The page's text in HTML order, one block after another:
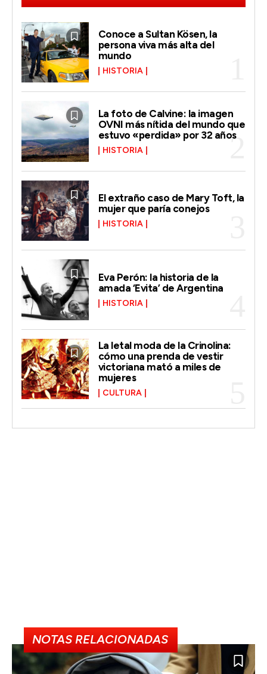
Conoce a Sultan Kösen, la
persona viva más alta del
mundo
HISTORIA
La foto de Calvine: la imagen
OVNI más nítida del mundo que
estuvo «perdida» por 32 años
HISTORIA
El extraño caso de Mary Toft, la
mujer que paría conejos
HISTORIA
Eva Perón: la historia de la
amada ‘Evita’ de Argentina
HISTORIA
La letal moda de la Crinolina:
cómo una prenda de vestir
victoriana mató a miles de
mujeres
CULTURA
NOTAS RELACIONADAS